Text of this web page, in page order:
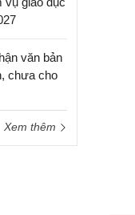
văn bản
chưa cho
Xem thêm